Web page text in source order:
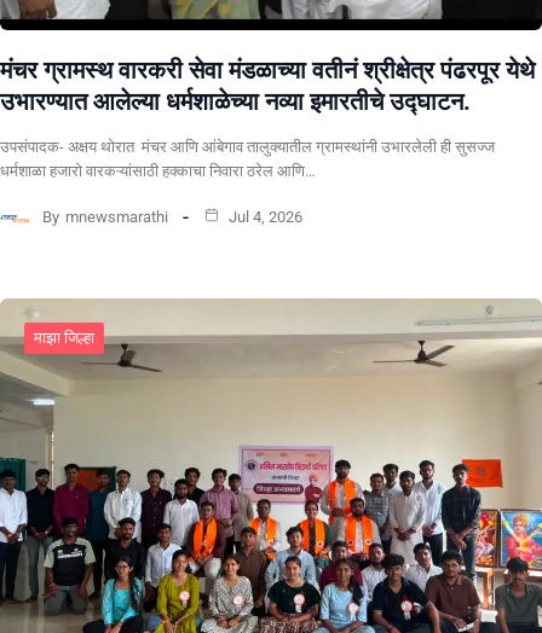
मंचर ग्रामस्थ वारकरी सेवा मंडळाच्या वतीनं श्रीक्षेत्र पंढरपूर येथे
उभारण्यात आलेल्या धर्मशाळेच्या नव्या इमारतीचे उद्घाटन.
उपसंपादक- अक्षय थोरात मंचर आणि आंबेगाव तालुक्यातील ग्रामस्थांनी उभारलेली ही सुसज्ज
धर्मशाळा हजारो वारकऱ्यांसाठी हक्काचा निवारा ठरेल आणि…
By mnewsmarathi Jul 4, 2026
माझा जिल्हा